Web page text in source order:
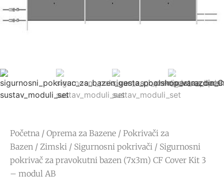
Početna / Oprema za Bazene / Pokrivači za
Bazen / Zimski / Sigurnosni pokrivači / Sigurnosni
pokrivač za pravokutni bazen (7x3m) CF Cover Kit 3
– modul AB